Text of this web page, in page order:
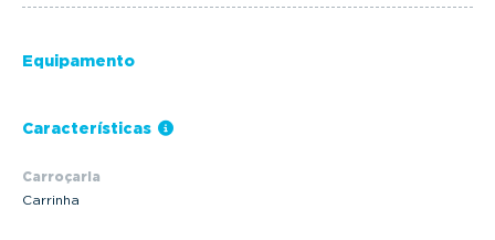
Equipamento
Características
Carroçaria
Carrinha